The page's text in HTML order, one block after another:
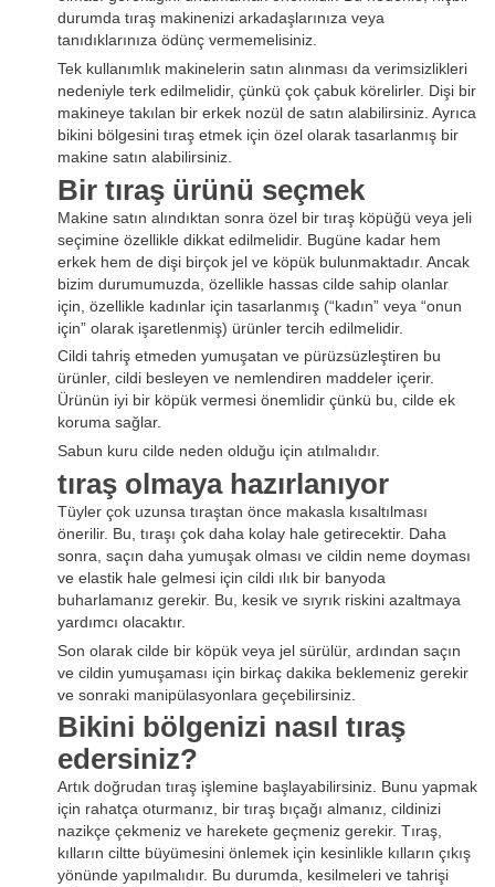
durumda tıraş makinenizi arkadaşlarınıza veya
tanıdıklarınıza ödünç vermemelisiniz.
Tek kullanımlık makinelerin satın alınması da verimsizlikleri
nedeniyle terk edilmelidir, çünkü çok çabuk körelirler. Dişi bir
makineye takılan bir erkek nozül de satın alabilirsiniz. Ayrıca
bikini bölgesini tıraş etmek için özel olarak tasarlanmış bir
makine satın alabilirsiniz.
Bir tıraş ürünü seçmek
Makine satın alındıktan sonra özel bir tıraş köpüğü veya jeli
seçimine özellikle dikkat edilmelidir. Bugüne kadar hem
erkek hem de dişi birçok jel ve köpük bulunmaktadır. Ancak
bizim durumumuzda, özellikle hassas cilde sahip olanlar
için, özellikle kadınlar için tasarlanmış (“kadın” veya “onun
için” olarak işaretlenmiş) ürünler tercih edilmelidir.
Cildi tahriş etmeden yumuşatan ve pürüzsüzleştiren bu
ürünler, cildi besleyen ve nemlendiren maddeler içerir.
Ürünün iyi bir köpük vermesi önemlidir çünkü bu, cilde ek
koruma sağlar.
Sabun kuru cilde neden olduğu için atılmalıdır.
tıraş olmaya hazırlanıyor
Tüyler çok uzunsa tıraştan önce makasla kısaltılması
önerilir. Bu, tıraşı çok daha kolay hale getirecektir. Daha
sonra, saçın daha yumuşak olması ve cildin neme doyması
ve elastik hale gelmesi için cildi ılık bir banyoda
buharlamanız gerekir. Bu, kesik ve sıyrık riskini azaltmaya
yardımcı olacaktır.
Son olarak cilde bir köpük veya jel sürülür, ardından saçın
ve cildin yumuşaması için birkaç dakika beklemeniz gerekir
ve sonraki manipülasyonlara geçebilirsiniz.
Bikini bölgenizi nasıl tıraş
edersiniz?
Artık doğrudan tıraş işlemine başlayabilirsiniz. Bunu yapmak
için rahatça oturmanız, bir tıraş bıçağı almanız, cildinizi
nazikçe çekmeniz ve harekete geçmeniz gerekir. Tıraş,
kılların ciltte büyümesini önlemek için kesinlikle kılların çıkış
yönünde yapılmalıdır. Bu durumda, kesilmeleri ve tahrişi